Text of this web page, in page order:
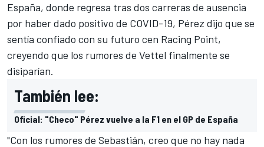
España, donde regresa tras dos carreras de ausencia
por haber dado positivo de COVID-19, Pérez dijo que se
sentía confiado con su futuro cen Racing Point,
creyendo que los rumores de Vettel finalmente se
disiparían.
También lee:
Oficial: "Checo" Pérez vuelve a la F1 en el GP de España
"Con los rumores de Sebastián, creo que no hay nada